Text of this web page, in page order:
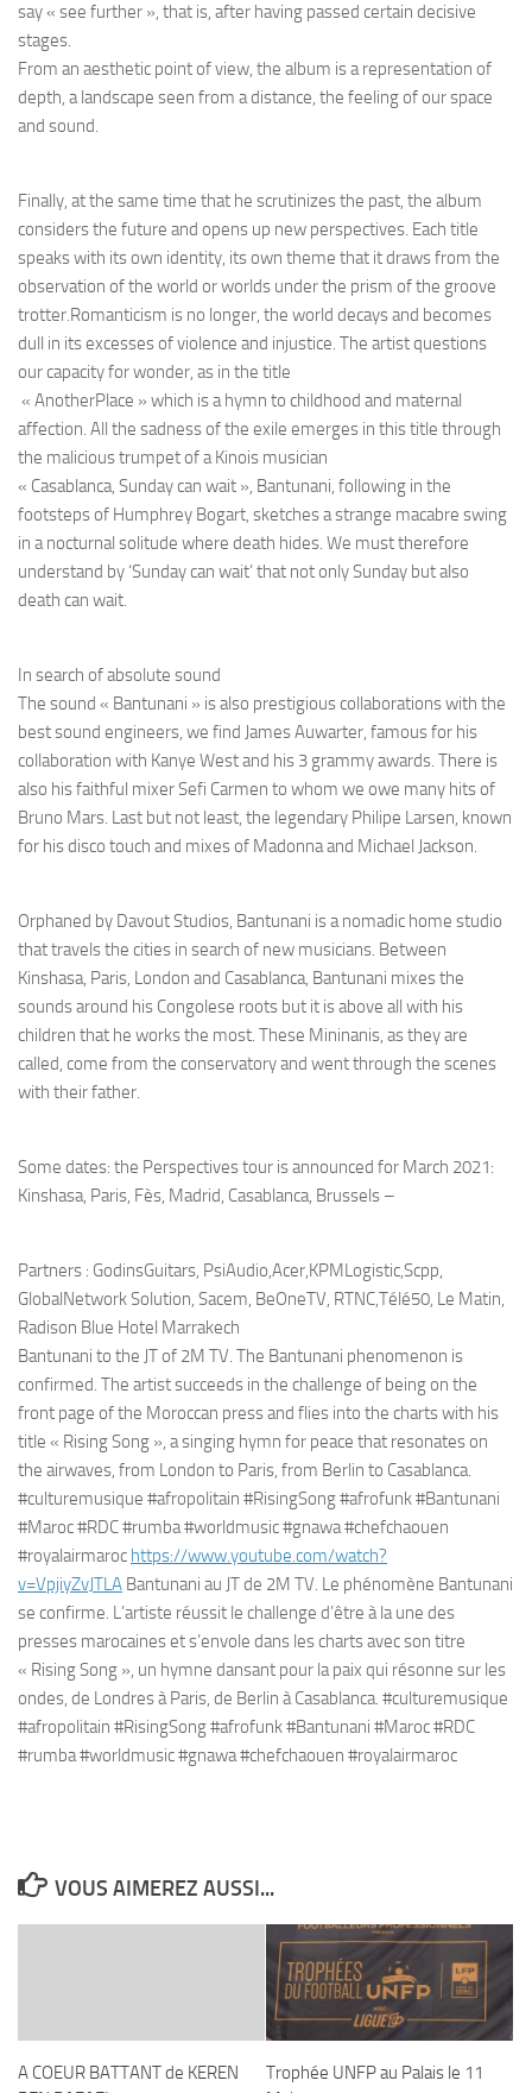
say « see further », that is, after having passed certain decisive
stages.
From an aesthetic point of view, the album is a representation of
depth, a landscape seen from a distance, the feeling of our space
and sound.
Finally, at the same time that he scrutinizes the past, the album
considers the future and opens up new perspectives. Each title
speaks with its own identity, its own theme that it draws from the
observation of the world or worlds under the prism of the groove
trotter.Romanticism is no longer, the world decays and becomes
dull in its excesses of violence and injustice. The artist questions
our capacity for wonder, as in the title
« AnotherPlace » which is a hymn to childhood and maternal
affection. All the sadness of the exile emerges in this title through
the malicious trumpet of a Kinois musician
« Casablanca, Sunday can wait », Bantunani, following in the
footsteps of Humphrey Bogart, sketches a strange macabre swing
in a nocturnal solitude where death hides. We must therefore
understand by ‘Sunday can wait’ that not only Sunday but also
death can wait.
In search of absolute sound
The sound « Bantunani » is also prestigious collaborations with the
best sound engineers, we find James Auwarter, famous for his
collaboration with Kanye West and his 3 grammy awards. There is
also his faithful mixer Sefi Carmen to whom we owe many hits of
Bruno Mars. Last but not least, the legendary Philipe Larsen, known
for his disco touch and mixes of Madonna and Michael Jackson.
Orphaned by Davout Studios, Bantunani is a nomadic home studio
that travels the cities in search of new musicians. Between
Kinshasa, Paris, London and Casablanca, Bantunani mixes the
sounds around his Congolese roots but it is above all with his
children that he works the most. These Mininanis, as they are
called, come from the conservatory and went through the scenes
with their father.
Some dates: the Perspectives tour is announced for March 2021:
Kinshasa, Paris, Fès, Madrid, Casablanca, Brussels –
Partners : GodinsGuitars, PsiAudio,Acer,KPMLogistic,Scpp,
GlobalNetwork Solution, Sacem, BeOneTV, RTNC,Télé50, Le Matin,
Radison Blue Hotel Marrakech
Bantunani to the JT of 2M TV. The Bantunani phenomenon is
confirmed. The artist succeeds in the challenge of being on the
front page of the Moroccan press and flies into the charts with his
title « Rising Song », a singing hymn for peace that resonates on
the airwaves, from London to Paris, from Berlin to Casablanca.
#culturemusique #afropolitain #RisingSong #afrofunk #Bantunani
#Maroc #RDC #rumba #worldmusic #gnawa #chefchaouen
#royalairmaroc https://www.youtube.com/watch?
v=VpjiyZvJTLA Bantunani au JT de 2M TV. Le phénomène Bantunani
se confirme. L’artiste réussit le challenge d’être à la une des
presses marocaines et s’envole dans les charts avec son titre
« Rising Song », un hymne dansant pour la paix qui résonne sur les
ondes, de Londres à Paris, de Berlin à Casablanca. #culturemusique
#afropolitain #RisingSong #afrofunk #Bantunani #Maroc #RDC
#rumba #worldmusic #gnawa #chefchaouen #royalairmaroc
VOUS AIMEREZ AUSSI...
A COEUR BATTANT de KEREN
Trophée UNFP au Palais le 11